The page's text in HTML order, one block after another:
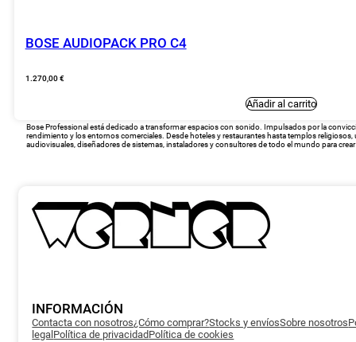
BOSE AUDIOPACK PRO C4
1.270,00€
Añadir al carrito
Bose Professional está dedicado a transformar espacios con sonido. Impulsados por la
rendimiento y los entornos comerciales. Desde hoteles y restaurantes hasta templos
audiovisuales, diseñadores de sistemas, instaladores y consultores de todo el mundo para
INFORMACIÓN
Contacta con nosotros¿Cómo comprar?Stocks y envíosSobre nosotros
legal Política de privacidadPolítica de cookies